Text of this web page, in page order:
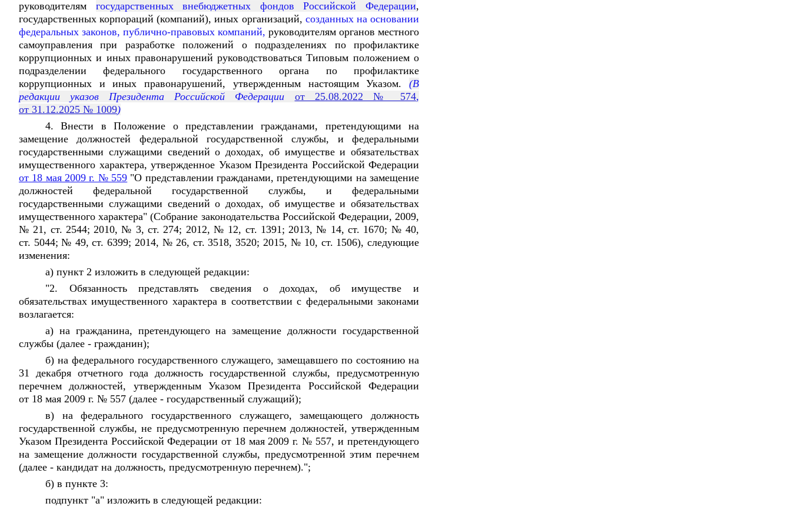
руководителям государственных внебюджетных фондов Российской Федерации,
государственных корпораций (компаний), иных организаций, созданных на основании
федеральных законов, публично-правовых компаний, руководителям органов местного
самоуправления при разработке положений о подразделениях по профилактике
коррупционных и иных правонарушений руководствоваться Типовым положением о
подразделении федерального государственного органа по профилактике
коррупционных и иных правонарушений, утвержденным настоящим Указом. (В
редакции указов Президента Российской Федерации от 25.08.2022 № 574,
от 31.12.2025 № 1009)
4. Внести в Положение о представлении гражданами, претендующими на
замещение должностей федеральной государственной службы, и федеральными
государственными служащими сведений о доходах, об имуществе и обязательствах
имущественного характера, утвержденное Указом Президента Российской Федерации
от 18 мая 2009 г. № 559 "О представлении гражданами, претендующими на замещение
должностей федеральной государственной службы, и федеральными
государственными служащими сведений о доходах, об имуществе и обязательствах
имущественного характера" (Собрание законодательства Российской Федерации, 2009,
№ 21, ст. 2544; 2010, № 3, ст. 274; 2012, № 12, ст. 1391; 2013, № 14, ст. 1670; № 40,
ст. 5044; № 49, ст. 6399; 2014, № 26, ст. 3518, 3520; 2015, № 10, ст. 1506), следующие
изменения:
а) пункт 2 изложить в следующей редакции:
"2. Обязанность представлять сведения о доходах, об имуществе и
обязательствах имущественного характера в соответствии с федеральными законами
возлагается:
а) на гражданина, претендующего на замещение должности государственной
службы (далее - гражданин);
б) на федерального государственного служащего, замещавшего по состоянию на
31 декабря отчетного года должность государственной службы, предусмотренную
перечнем должностей, утвержденным Указом Президента Российской Федерации
от 18 мая 2009 г. № 557 (далее - государственный служащий);
в) на федерального государственного служащего, замещающего должность
государственной службы, не предусмотренную перечнем должностей, утвержденным
Указом Президента Российской Федерации от 18 мая 2009 г. № 557, и претендующего
на замещение должности государственной службы, предусмотренной этим перечнем
(далее - кандидат на должность, предусмотренную перечнем).";
б) в пункте 3:
подпункт "а" изложить в следующей редакции: